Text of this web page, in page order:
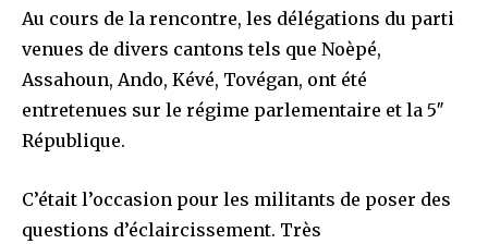
Au cours de la rencontre, les délégations du parti
venues de divers cantons tels que Noèpé,
Assahoun, Ando, Kévé, Tovégan, ont été
entretenues sur le régime parlementaire et la 5″
République.
C’était l’occasion pour les militants de poser des
questions d’éclaircissement. Très